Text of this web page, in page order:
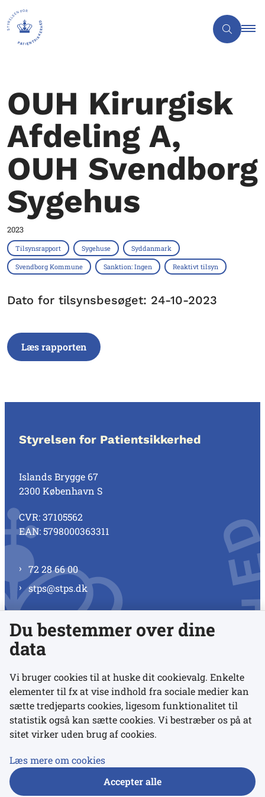
OUH Kirurgisk
Afdeling A,
OUH Svendborg
Sygehus
2023
Tilsynsrapport Sygehuse Syddanmark
Svendborg Kommune Sanktion: Ingen Reaktivt tilsyn
Dato for tilsynsbesøget: 24-10-2023
Læs rapporten
Styrelsen for Patientsikkerhed
Islands Brygge 67
2300 København S
CVR: 37105562
EAN: 5798000363311
72 28 66 00
stps@stps.dk
Se alle kontaktnumre
Links
Udgivelser
Du bestemmer over dine
data
Vi bruger cookies til at huske dit cookievalg. Enkelte
elementer til fx at vise indhold fra sociale medier kan
sætte tredjeparts cookies, ligesom funktionalitet til
statistik også kan sætte cookies. Vi bestræber os på at
sitet virker uden brug af cookies.
Læs mere om cookies
Accepter alle